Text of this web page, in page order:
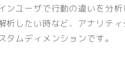
ンユーザで行動の違いを分
析したい時など、アナリテ
ムディメンションです。